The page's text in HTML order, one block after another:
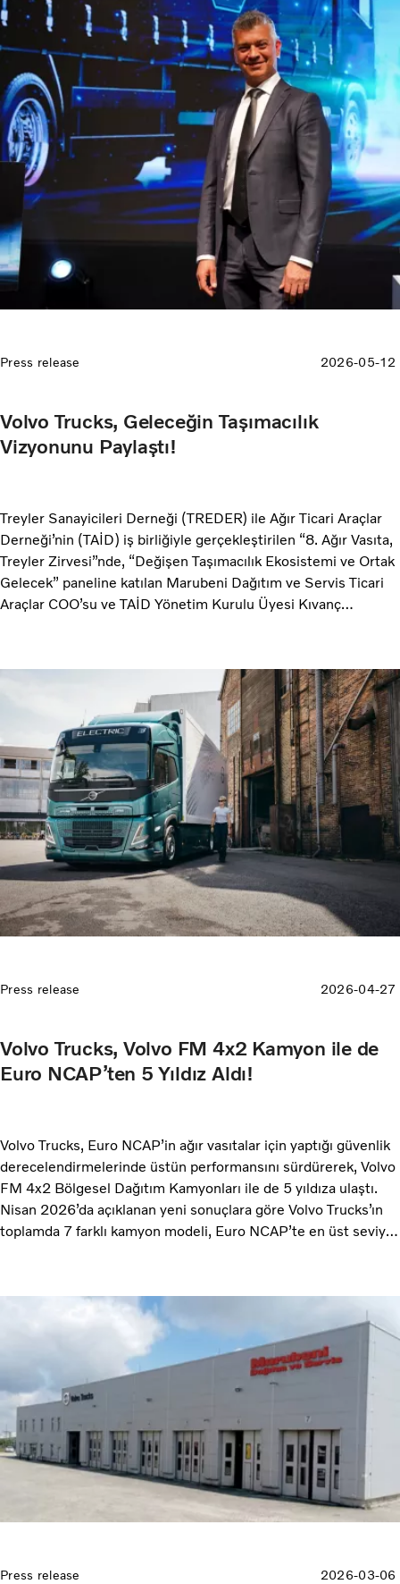
Press release 2026-05-12
Volvo Trucks, Geleceğin Taşımacılık
Vizyonunu Paylaştı!
Treyler Sanayicileri Derneği (TREDER) ile Ağır Ticari Araçlar
Derneği’nin (TAİD) iş birliğiyle gerçekleştirilen “8. Ağır Vasıta,
Treyler Zirvesi”nde, “Değişen Taşımacılık Ekosistemi ve Ortak
Gelecek” paneline katılan Marubeni Dağıtım ve Servis Ticari
Araçlar COO’su ve TAİD Yönetim Kurulu Üyesi Kıvanç
sistemlere dair gelişmeleri aktardı.
Press release 2026-04-27
Volvo Trucks, Volvo FM 4x2 Kamyon ile de
Euro NCAP’ten 5 Yıldız Aldı!
Volvo Trucks, Euro NCAP’in ağır vasıtalar için yaptığı güvenlik
derecelendirmelerinde üstün performansını sürdürerek, Volvo
FM 4x2 Bölgesel Dağıtım Kamyonları ile de 5 yıldıza ulaştı.
Nisan 2026’da açıklanan yeni sonuçlara göre Volvo Trucks’ın
toplamda 7 farklı kamyon modeli, Euro NCAP’te en üst seviye
Press release 2026-03-06